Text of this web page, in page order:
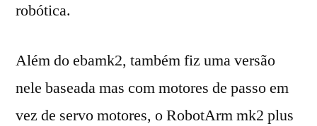
robótica.
Além do ebamk2, também fiz uma versão
nele baseada mas com motores de passo em
vez de servo motores, o RobotArm mk2 plus